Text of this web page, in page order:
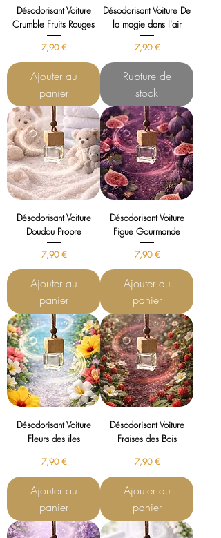
Désodorisant Voiture
Crumble Fruits Rouges
Prix
7,90 €
Ajouter au
panier
Désodorisant Voiture De
la magie dans l'air
Prix
7,90 €
Rupture de
stock
Désodorisant Voiture
Doudou Propre
Prix
7,90 €
Ajouter au
panier
Désodorisant Voiture
Figue Gourmande
Prix
7,90 €
Ajouter au
panier
Désodorisant Voiture
Fleurs des iles
Prix
7,90 €
Ajouter au
panier
Désodorisant Voiture
Fraises des Bois
Prix
7,90 €
Ajouter au
panier